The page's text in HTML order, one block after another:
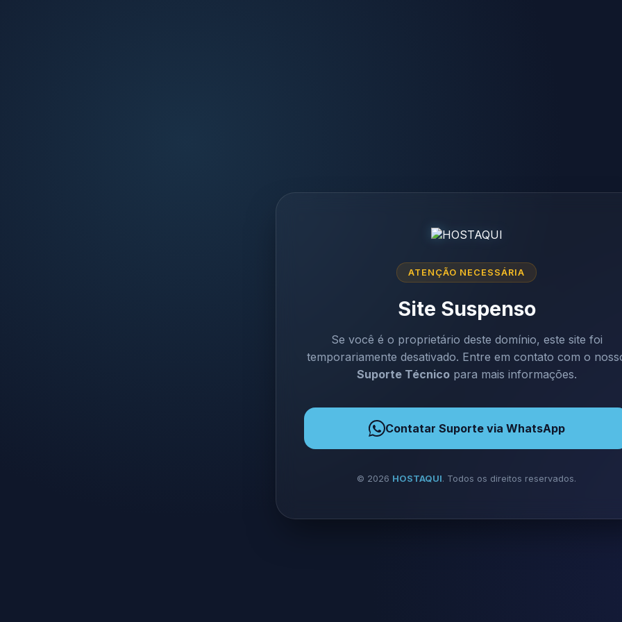
ATENÇÃO NECESSÁRIA
Site Suspenso
Se você é o proprietário deste domínio, este site foi
temporariamente desativado. Entre em contato com o
Suporte Técnicopara mais informações.
Contatar Suporte via WhatsApp
© 2026 HOSTAQUI. Todos os direitos reservados.